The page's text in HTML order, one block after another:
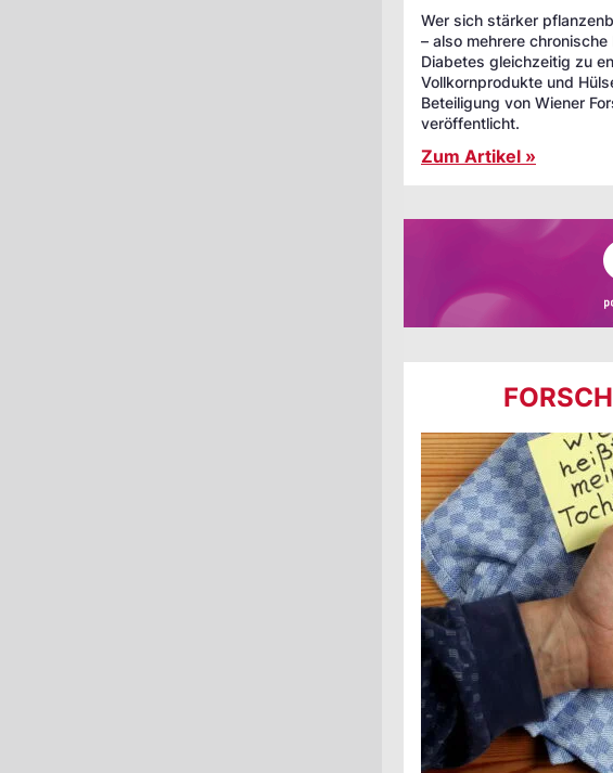
Wer sich stärker
– also mehrere
Diabetes gleichzeitig zu
Vollkornprodukte und
Beteiligung von Wiener
veröffentlicht.
Zum Artikel »